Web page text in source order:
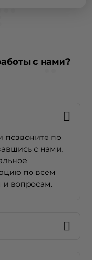
с нами?
позвоните по
с нами,
по всем
вопросам.